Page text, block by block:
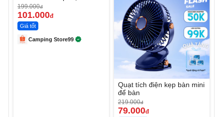
199.000đ
101.000đ
Giá tốt
Camping Store99
Quạt tích điện kẹp bàn mini
để bàn
219.000đ
79.000đ